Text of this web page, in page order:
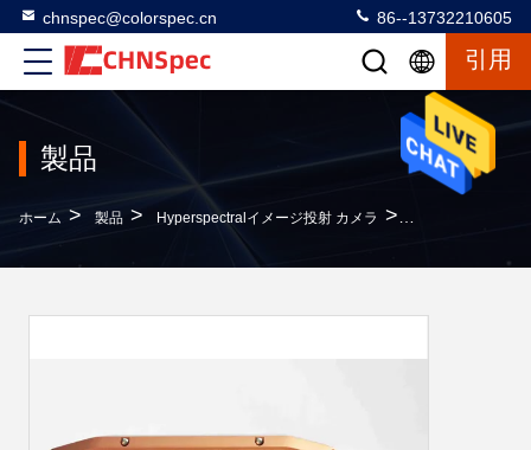
chnspec@colorspec.cn 86--13732210605
引用
製品
ホーム > 製品 > Hyperspectralイメージ投射 カメラ >